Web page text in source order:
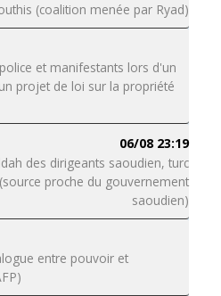
(coalition menée par Ryad)
et manifestants lors d'un
projet de loi sur la propriété
06/08 23:19
des dirigeants saoudien, turc
proche du gouvernement
saoudien)
entre pouvoir et